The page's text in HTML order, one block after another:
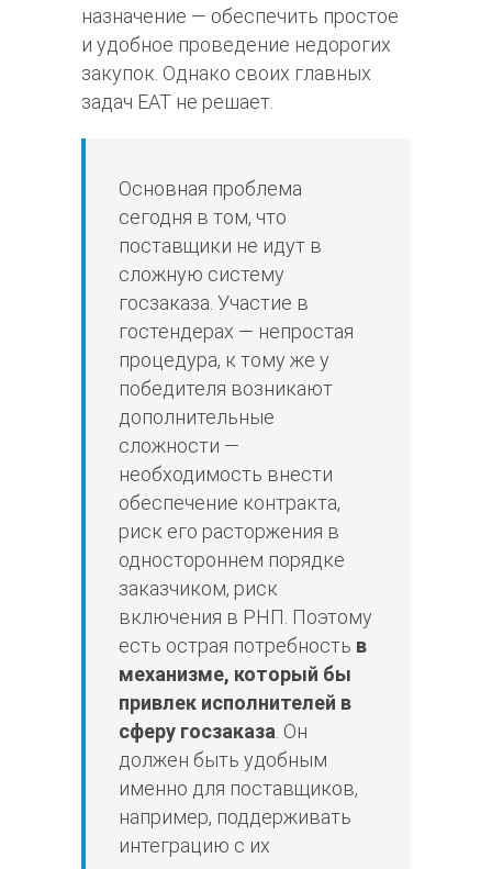
назначение — обеспечить простое
и удобное проведение недорогих
закупок. Однако своих главных
задач ЕАТ не решает.
Основная проблема
сегодня в том, что
поставщики не идут в
сложную систему
госзаказа. Участие в
гостендерах — непростая
процедура, к тому же у
победителя возникают
дополнительные
сложности —
необходимость внести
обеспечение контракта,
риск его расторжения в
одностороннем порядке
заказчиком, риск
включения в РНП. Поэтому
есть острая потребность в
механизме, который бы
привлек исполнителей в
сферу госзаказа. Он
должен быть удобным
именно для поставщиков,
например, поддерживать
интеграцию с их